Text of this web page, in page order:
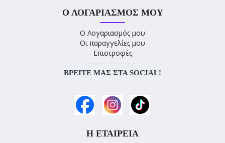
Ο ΛΟΓΑΡΙΑΣΜΌΣ ΜΟΥ
Ο Λογαριασμός μου
Οι παραγγελίες μου
Επιστροφές
----------------------
ΒΡΕΊΤΕ ΜΑΣ ΣΤΑ SOCIAL!
Η ΕΤΑΙΡΕΊΑ